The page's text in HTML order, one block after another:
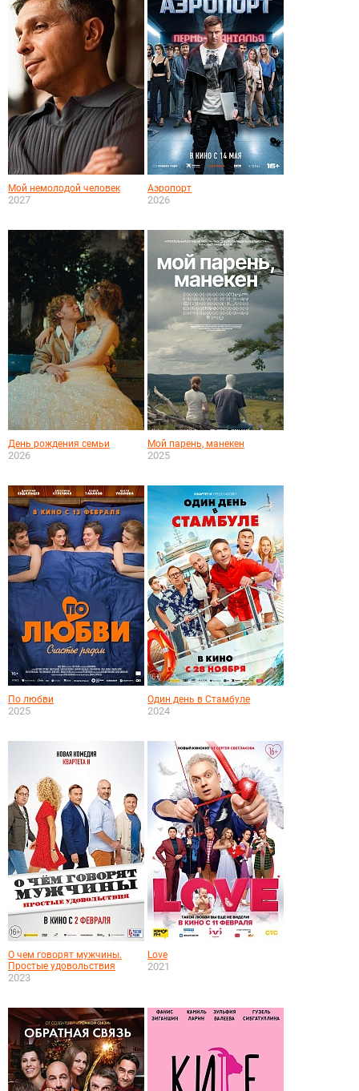
Мой немолодой человек
2027
Аэропорт
2026
День рождения семьи
2026
Мой парень, манекен
2025
По любви
2025
Один день в Стамбуле
2024
О чем говорят мужчины.
Простые удовольствия
2023
Love
2021